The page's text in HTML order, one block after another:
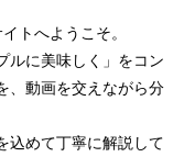
トへようこそ。
ルに美味しく」をコン
、動画を交えながら分
込めて丁寧に解説して